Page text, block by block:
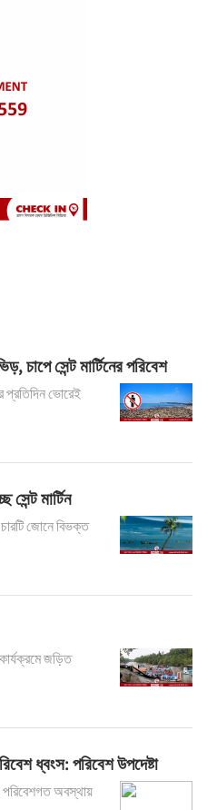
চাপে সেন্ট মার্টিনের পরিবেশ
প্রতিদিন ভোরেই
মার্টিন
চারটি জোনে বিভক্ত
জড়িত
ধ্বংস: পরিবেশ উপদেষ্টা
পরিবেশগত অবস্থায়